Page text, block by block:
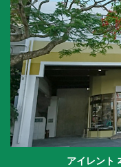
アイレント